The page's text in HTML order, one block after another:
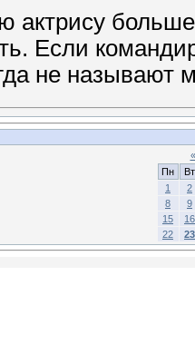
актрису
Если
не называют
«
Пн
Вт
1
2
8
9
15
16
22
23